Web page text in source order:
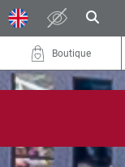
Boutique